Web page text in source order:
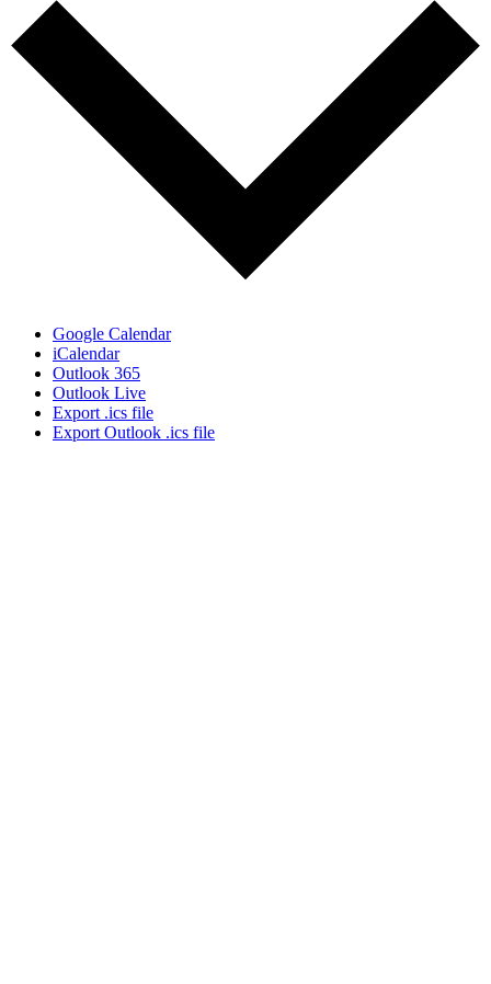
Google Calendar
iCalendar
Outlook 365
Outlook Live
Export .ics file
Export Outlook .ics file